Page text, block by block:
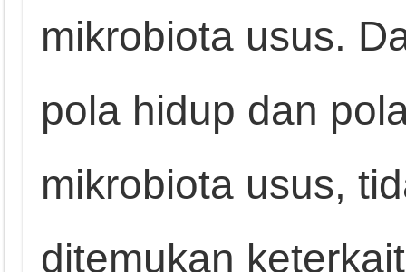
mikrobiota usus.
pola hidup dan
mikrobiota usus,
ditemukan